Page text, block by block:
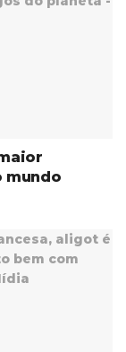
mundo